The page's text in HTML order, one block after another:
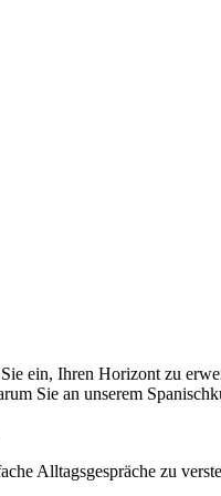
ein, Ihren Horizont zu
Sie an unserem
Alltagsgespräche zu